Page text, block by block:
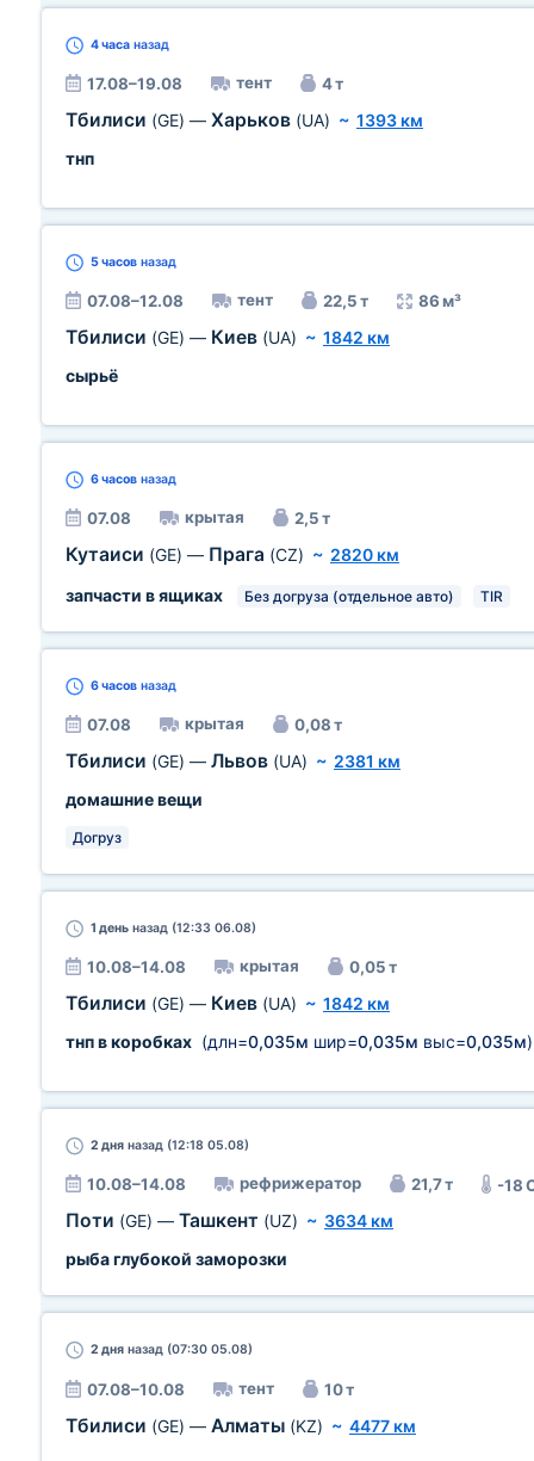
4 часа назад
17.08–19.08 тент 4 т
Тбилиси (GE) — Харьков (UA) ~ 1393 км
тнп
5 часов назад
07.08–12.08 тент 22,5 т 86 м³
Тбилиси (GE) — Киев (UA) ~ 1842 км
сырьё
6 часов назад
07.08 крытая 2,5 т
Кутаиси (GE) — Прага (CZ) ~ 2820 км
запчасти в ящиках
Без догруза (отдельное авто) TIR
6 часов назад
07.08 крытая 0,08 т
Тбилиси (GE) — Львов (UA) ~ 2381 км
домашние вещи
Догруз
1 день назад (12:33 06.08)
10.08–14.08 крытая 0,05 т
Тбилиси (GE) — Киев (UA) ~ 1842 км
тнп в коробках (длн=0,035м шир=0,035м выс=0,035м)
2 дня назад (12:18 05.08)
10.08–14.08 рефрижератор 21,7 т -18
Поти (GE) — Ташкент (UZ) ~ 3634 км
рыба глубокой заморозки
2 дня назад (07:30 05.08)
07.08–10.08 тент 10 т
Тбилиси (GE) — Алматы (KZ) ~ 4477 км